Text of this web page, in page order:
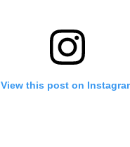
View this post on